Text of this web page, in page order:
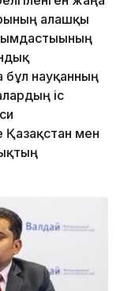
алғашқы
науқанның
іс
мен